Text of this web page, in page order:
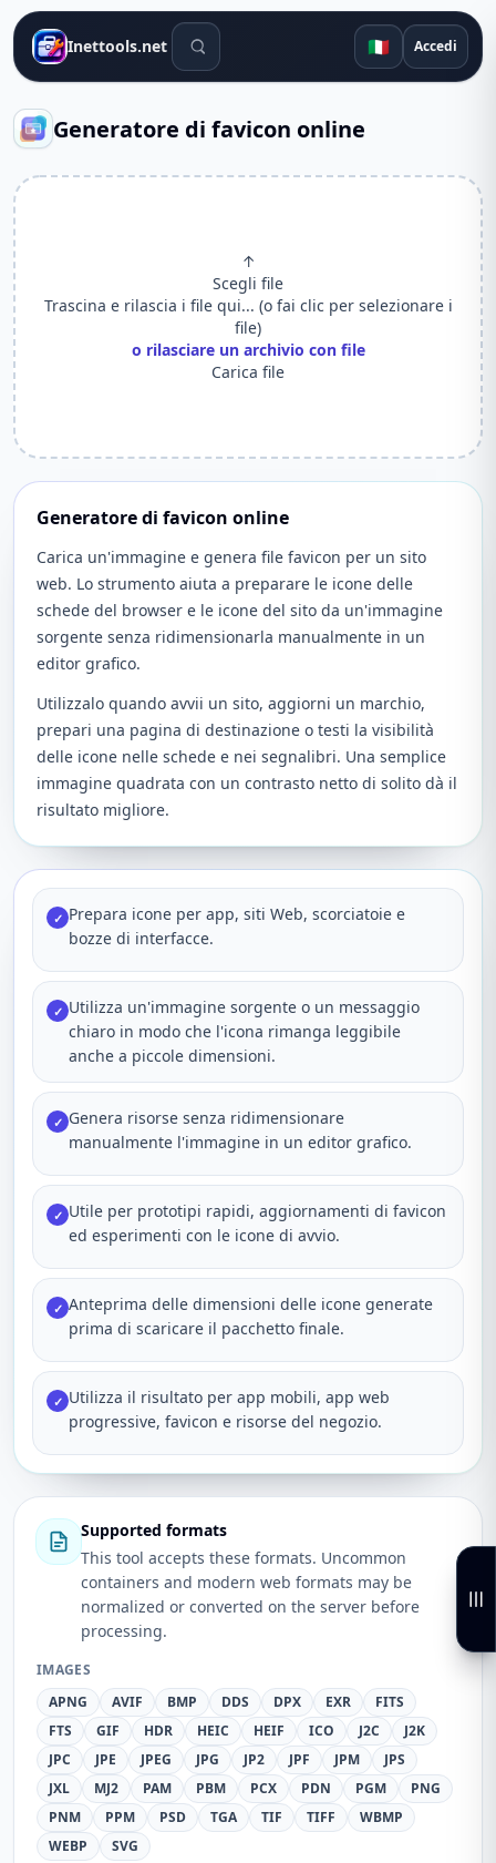
Inettools.net Strumenti di ricerca 🇮🇹 Accedi
Generatore di favicon online
↑
Scegli file
Trascina e rilascia i file qui... (o fai clic per selezionare i
file)
o rilasciare un archivio con file
Carica file
Generatore di favicon online
Carica un'immagine e genera file favicon per un sito
web. Lo strumento aiuta a preparare le icone delle
schede del browser e le icone del sito da un'immagine
sorgente senza ridimensionarla manualmente in un
editor grafico.
Utilizzalo quando avvii un sito, aggiorni un marchio,
prepari una pagina di destinazione o testi la visibilità
delle icone nelle schede e nei segnalibri. Una semplice
immagine quadrata con un contrasto netto di solito dà il
risultato migliore.
✓ Prepara icone per app, siti Web, scorciatoie e
bozze di interfacce.
✓ Utilizza un'immagine sorgente o un messaggio
chiaro in modo che l'icona rimanga leggibile
anche a piccole dimensioni.
✓ Genera risorse senza ridimensionare
manualmente l'immagine in un editor grafico.
✓ Utile per prototipi rapidi, aggiornamenti di favicon
ed esperimenti con le icone di avvio.
✓ Anteprima delle dimensioni delle icone generate
prima di scaricare il pacchetto finale.
✓ Utilizza il risultato per app mobili, app web
progressive, favicon e risorse del negozio.
Supported formats
This tool accepts these formats. Uncommon
containers and modern web formats may be
normalized or converted on the server before
processing.
IMAGES
APNG
AVIF BMP DDS DPX EXR
FITS
FTS
GIF HDR HEIC HEIF ICO J2C
J2K
JPC
JPE JPEG JPG JP2 JPF JPM
JPS
JXL
MJ2 PAM PBM PCX PDN PGM
PNG
PNM
PPM PSD TGA TIF TIFF
WBMP
WEBP
SVG